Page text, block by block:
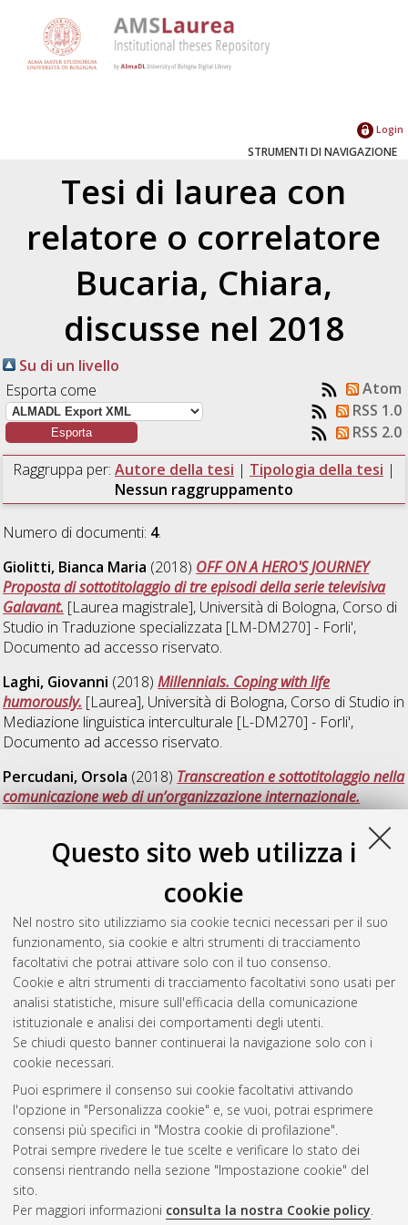
Questo sito web utilizza i
cookie
Nel nostro sito utilizziamo sia cookie tecnici necessari per il suo
funzionamento, sia cookie e altri strumenti di tracciamento
facoltativi che potrai attivare solo con il tuo consenso.
Cookie e altri strumenti di tracciamento facoltativi sono usati per
analisi statistiche, misure sull'efficacia della comunicazione
istituzionale e analisi dei comportamenti degli utenti.
Se chiudi questo banner continuerai la navigazione solo con i
cookie necessari.
Puoi esprimere il consenso sui cookie facoltativi attivando
l'opzione in "Personalizza cookie" e, se vuoi, potrai esprimere
consensi più specifici in "Mostra cookie di profilazione".
Potrai sempre rivedere le tue scelte e verificare lo stato dei
consensi rientrando nella sezione "Impostazione cookie" del
sito.
Per maggiori informazioni consulta la nostra Cookie policy.
Login
STRUMENTI DI NAVIGAZIONE
Tesi di laurea con
relatore o correlatore
Bucaria, Chiara,
discusse nel 2018
Su di un livello
Esporta come
Atom
RSS 1.0
RSS 2.0
Raggruppa per: Autore della tesi | Tipologia della tesi |
Nessun raggruppamento
Numero di documenti: 4.
Giolitti, Bianca Maria (2018) OFF ON A HERO'S JOURNEY
Proposta di sottotitolaggio di tre episodi della serie televisiva
Galavant. [Laurea magistrale], Università di Bologna, Corso di
Studio inTraduzione specializzata [LM-DM270] - Forli',
Documento ad accesso riservato.
Laghi, Giovanni (2018)Millennials. Coping with life
humorously. [Laurea], Università di Bologna, Corso di Studio in
Mediazione linguistica interculturale [L-DM270] - Forli',
Documento ad accesso riservato.
Percudani, Orsola (2018) Transcreation e sottotitolaggio nella
comunicazione web di un’organizzazione internazionale.
[Laurea magistrale], Università di Bologna, Corso di Studio in
, Documento ad
accesso riservato.
(2018)Voice-over e documentario: proposta
world.[Laurea magistrale], Università di Bologna, Corso di
Studio inInterpretazione [LM-DM270] - Forli', Documento ad
accesso riservato.
Questa lista e' stata generata ilSat Aug 8 07:14:55 2026
CEST
Atom
Rss 1.0
Rss 2.0
AMS Laurea